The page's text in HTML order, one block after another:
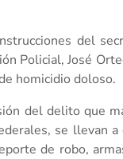
del
Policial, José
homicidio doloso.
del delito que
se llevan
de robo,